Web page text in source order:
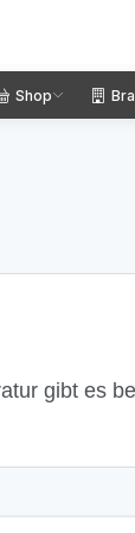
Shop
gibt es